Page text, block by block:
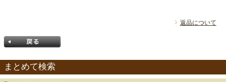
返品について
まとめて検索